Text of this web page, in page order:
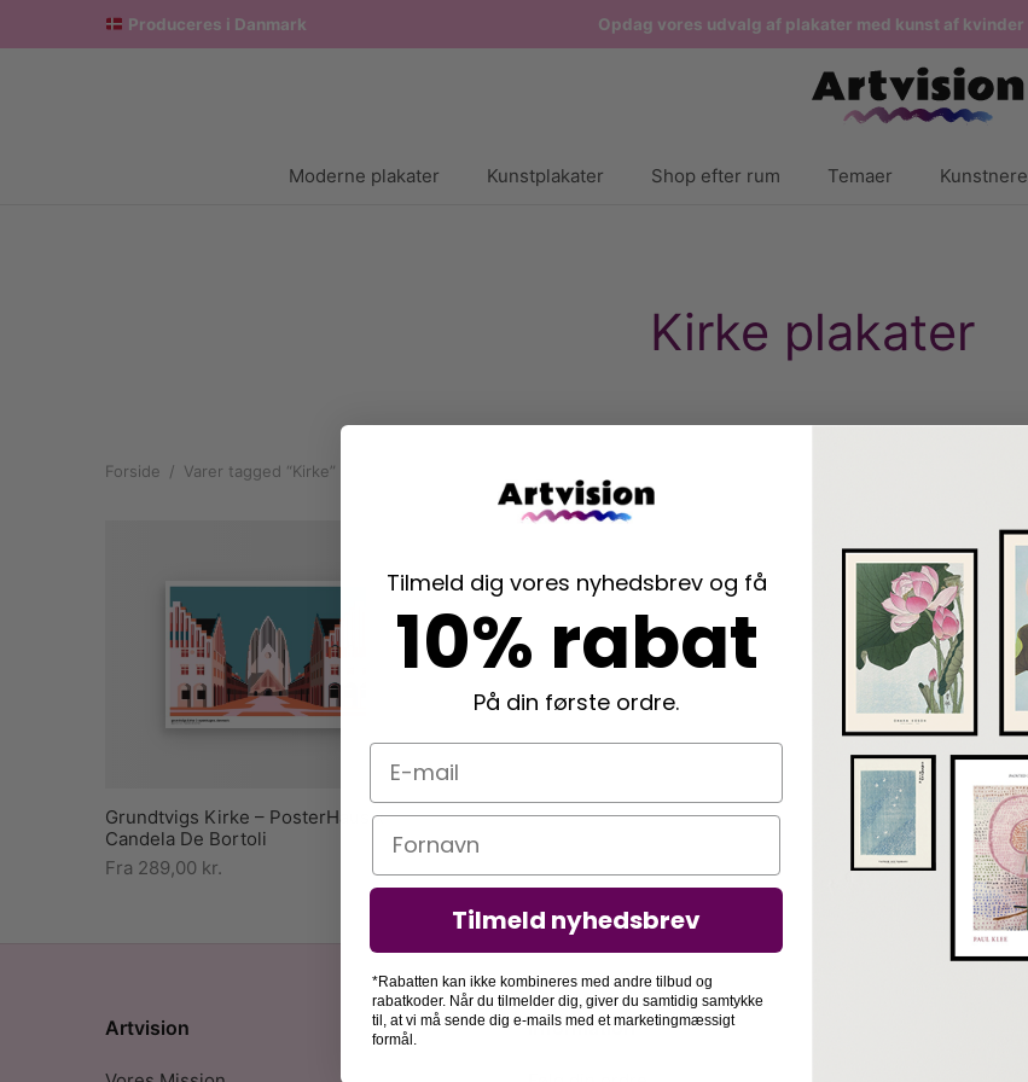
Produceres i Danmark Opdag vores udvalg af plakater med kunst af kvinder
Moderne plakater Kunstplakater Shop efter rum Temaer Kunstnere
Kirke plakater
Forside / Varer tagged “Kirke”
Grundtvigs Kirke – PosterHaus x
Candela De Bortoli
Fra 289,00 kr.
Information
Artvision
Tilmeld dig vores nyhedsbrev og få
10% rabat
På din første ordre.
E-mail
Navn
Tilmeld nyhedsbrev
*Rabatten kan ikke kombineres med andre tilbud og
rabatkoder. Når du tilmelder dig, giver du samtidig samtykke
til, at vi må sende dig e-mails med et marketingmæssigt
formål.